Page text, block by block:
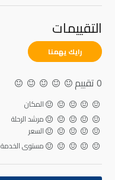
التقييمات
رايك يهمنا
0 تقييم
المكان
مرشد الرحلة
السعر
مستوى الخدمة